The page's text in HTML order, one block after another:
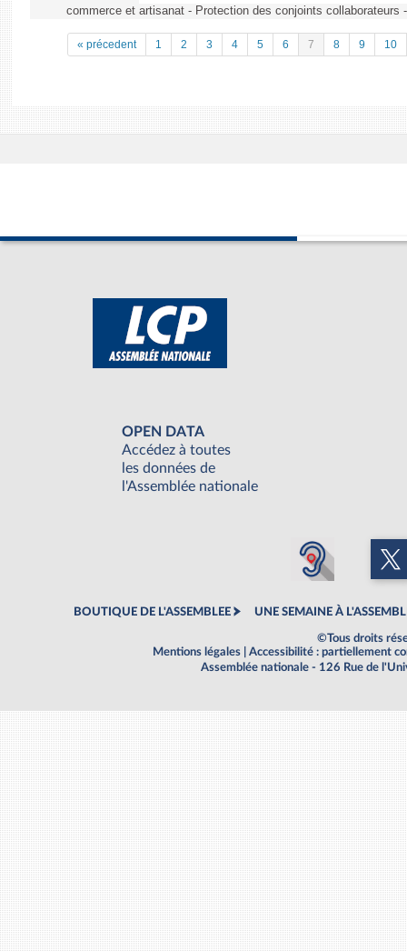
commerce et artisanat - Protection des conjoints collaborateurs
« précedent 1 2 3 4 5 6 7 8 9 10
OPEN DATA
Accédez à toutes
les données de
l'Assemblée nationale
BOUTIQUE DE L'ASSEMBLEE UNE SEMAINE À
©Tous droits
Mentions légales
Accessibilité : partiellement
Assemblée nationale - 126 Rue de